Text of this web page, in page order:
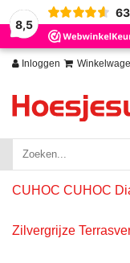
8,5
Inloggen
CUHOC CUHOC
Zilvergrijze
Wij slaan cookies op om